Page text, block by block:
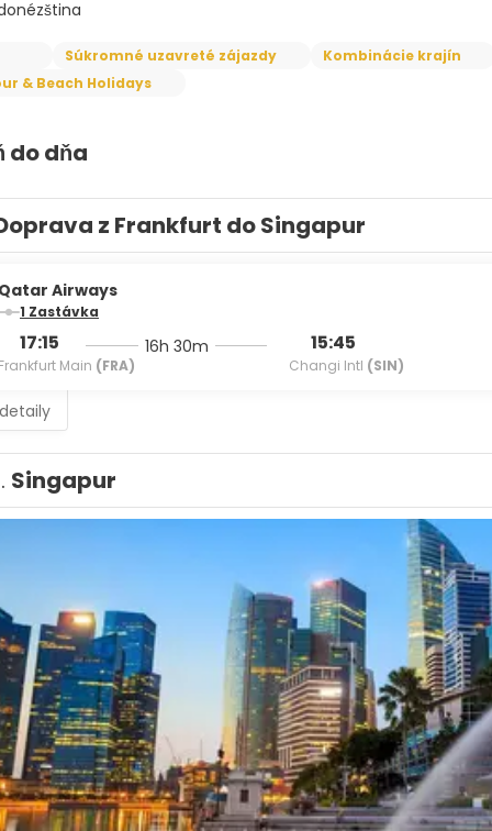
Súkromné uzavreté zájazdy
Kombinácie krajín
& Beach Holidays
do dňa
z Frankfurt do Singapur
Airways
1 Zastávka
17:15
Main (FRA)
16h 30m 15:45
Changi Intl (SIN)
Singapur